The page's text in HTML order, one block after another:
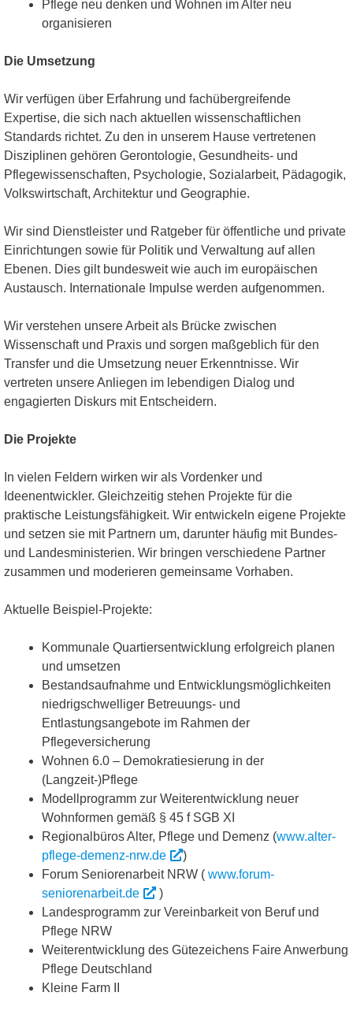
Pflege neu denken und Wohnen im Alter neu
organisieren
Die Umsetzung
Wir verfügen über Erfahrung und fachübergreifende
Expertise, die sich nach aktuellen wissenschaftlichen
Standards richtet. Zu den in unserem Hause vertretenen
Disziplinen gehören Gerontologie, Gesundheits- und
Pflegewissenschaften, Psychologie, Sozialarbeit, Pädagogik,
Volkswirtschaft, Architektur und Geographie.
Wir sind Dienstleister und Ratgeber für öffentliche und private
Einrichtungen sowie für Politik und Verwaltung auf allen
Ebenen. Dies gilt bundesweit wie auch im europäischen
Austausch. Internationale Impulse werden aufgenommen.
Wir verstehen unsere Arbeit als Brücke zwischen
Wissenschaft und Praxis und sorgen maßgeblich für den
Transfer und die Umsetzung neuer Erkenntnisse. Wir
vertreten unsere Anliegen im lebendigen Dialog und
engagierten Diskurs mit Entscheidern.
Die Projekte
In vielen Feldern wirken wir als Vordenker und
Ideenentwickler. Gleichzeitig stehen Projekte für die
praktische Leistungsfähigkeit. Wir entwickeln eigene Projekte
und setzen sie mit Partnern um, darunter häufig mit Bundes-
und Landesministerien. Wir bringen verschiedene Partner
zusammen und moderieren gemeinsame Vorhaben.
Aktuelle Beispiel-Projekte:
Kommunale Quartiersentwicklung erfolgreich planen
und umsetzen
Bestandsaufnahme und Entwicklungsmöglichkeiten
niedrigschwelliger Betreuungs- und
Entlastungsangebote im Rahmen der
Pflegeversicherung
Wohnen 6.0 – Demokratiesierung in der
(Langzeit-)Pflege
Modellprogramm zur Weiterentwicklung neuer
Wohnformen gemäß § 45 f SGB XI
Regionalbüros Alter, Pflege und Demenz (www.alter-
pflege-demenz-nrw.de
)
Forum Seniorenarbeit NRW ( www.forum-
seniorenarbeit.de
)
Landesprogramm zur Vereinbarkeit von Beruf und
Pflege NRW
Weiterentwicklung des Gütezeichens Faire Anwerbung
Pflege Deutschland
Kleine Farm II